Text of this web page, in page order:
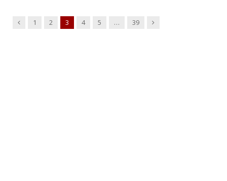
Anterior
1 2 3 4 5 … 39 Siguiente